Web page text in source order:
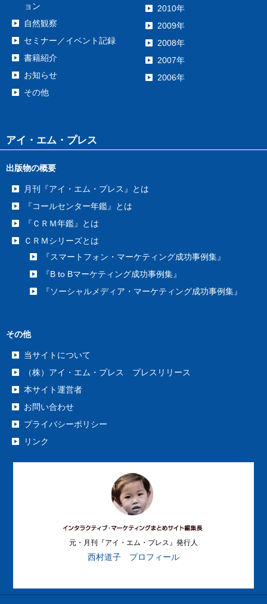
ョン
自然観察
セミナー／イベント記録
書籍紹介
お知らせ
その他
2010年
2009年
2008年
2007年
2006年
アイ・エム・プレス
出版物の概要
月刊『アイ・エム・プレス』とは
『コールセンター年鑑』とは
『ＣＲＭ年鑑』とは
ＣＲＭシリーズとは
『スマートフォン・マーケティング成功事例集』
『B to Bマーケティング成功事例集』
『ソーシャルメディア・マーケティング成功事例集』
その他
当サイトについて
（株）アイ・エム・プレス プレスリリース
本サイト運営者
お問い合わせ
プライバシーポリシー
リンク
元・月刊『アイ・エム・プレス』発行人
西村道子 プロフィール